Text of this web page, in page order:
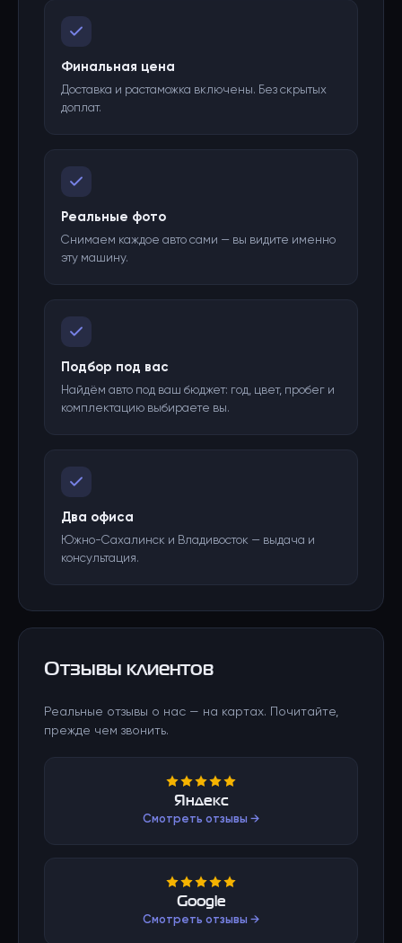
Финальная цена
Доставка и растаможка включены. Без скрытых
доплат.
Реальные фото
Снимаем каждое авто сами — вы видите именно
эту машину.
Подбор под вас
Найдём авто под ваш бюджет: год, цвет, пробег и
комплектацию выбираете вы.
Два офиса
Южно-Сахалинск и Владивосток — выдача и
консультация.
Отзывы клиентов
Реальные отзывы о нас — на картах. Почитайте,
прежде чем звонить.
Яндекс
Смотреть отзывы →
Google
Смотреть отзывы →